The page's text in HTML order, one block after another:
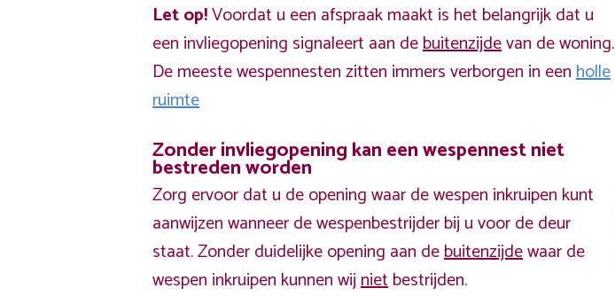
Let op!Voordat u een afspraak maakt is het belangrijk dat u
een invliegopening signaleert aan debuitenzijdevan de woning.
De meeste wespennesten zitten immers verborgen in eenholle
ruimte
Zonder invliegopening kan een wespennest niet
bestreden worden
Zorg ervoor dat u de opening waar de wespen inkruipen kunt
aanwijzen wanneer de wespenbestrijder bij u voor de deur
staat. Zonder duidelijke opening aan debuitenzijdewaar de
wespen inkruipen kunnen wijnietbestrijden.